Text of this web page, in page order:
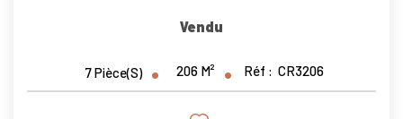
Vendu
7Pièce(s) 206 M² Réf : CR3206